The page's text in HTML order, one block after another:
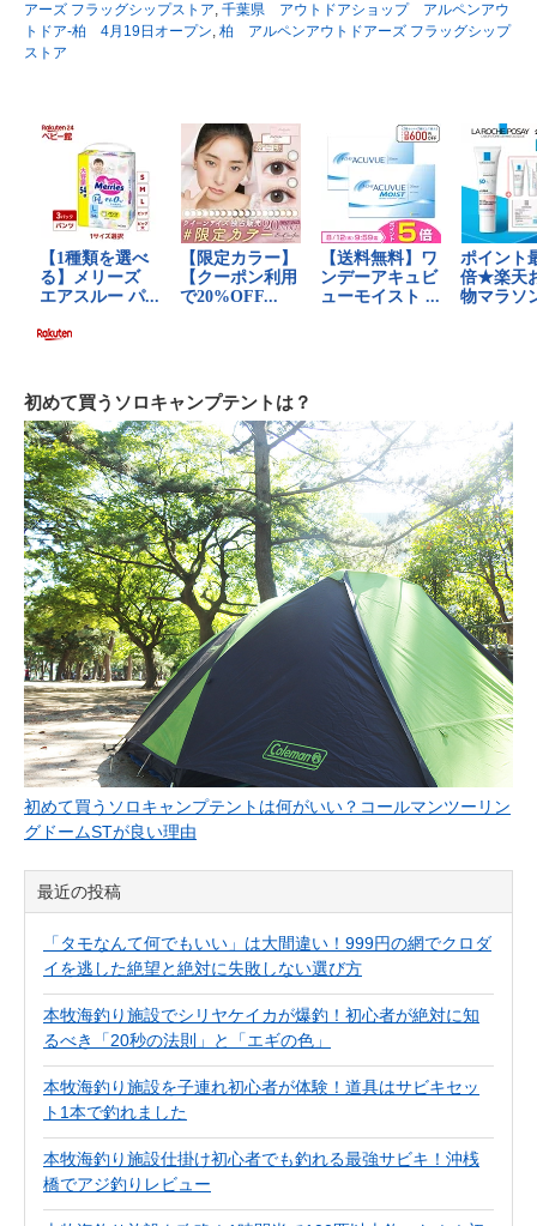
アーズ フラッグシップストア, 千葉県 アウトドアショップ アルペンアウ
トドア-柏 4月19日オープン, 柏 アルペンアウトドアーズ フラッグシップ
ストア
初めて買うソロキャンプテントは？
初めて買うソロキャンプテントは何がいい？コールマンツーリン
グドームSTが良い理由
最近の投稿
「タモなんて何でもいい」は大間違い！999円の網でクロダ
イを逃した絶望と絶対に失敗しない選び方
本牧海釣り施設でシリヤケイカが爆釣！初心者が絶対に知
るべき「20秒の法則」と「エギの色」
本牧海釣り施設を子連れ初心者が体験！道具はサビキセッ
ト1本で釣れました
本牧海釣り施設仕掛け初心者でも釣れる最強サビキ！沖桟
橋でアジ釣りレビュー